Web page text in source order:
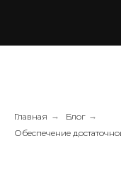
Главная → Блог →
Обеспечение